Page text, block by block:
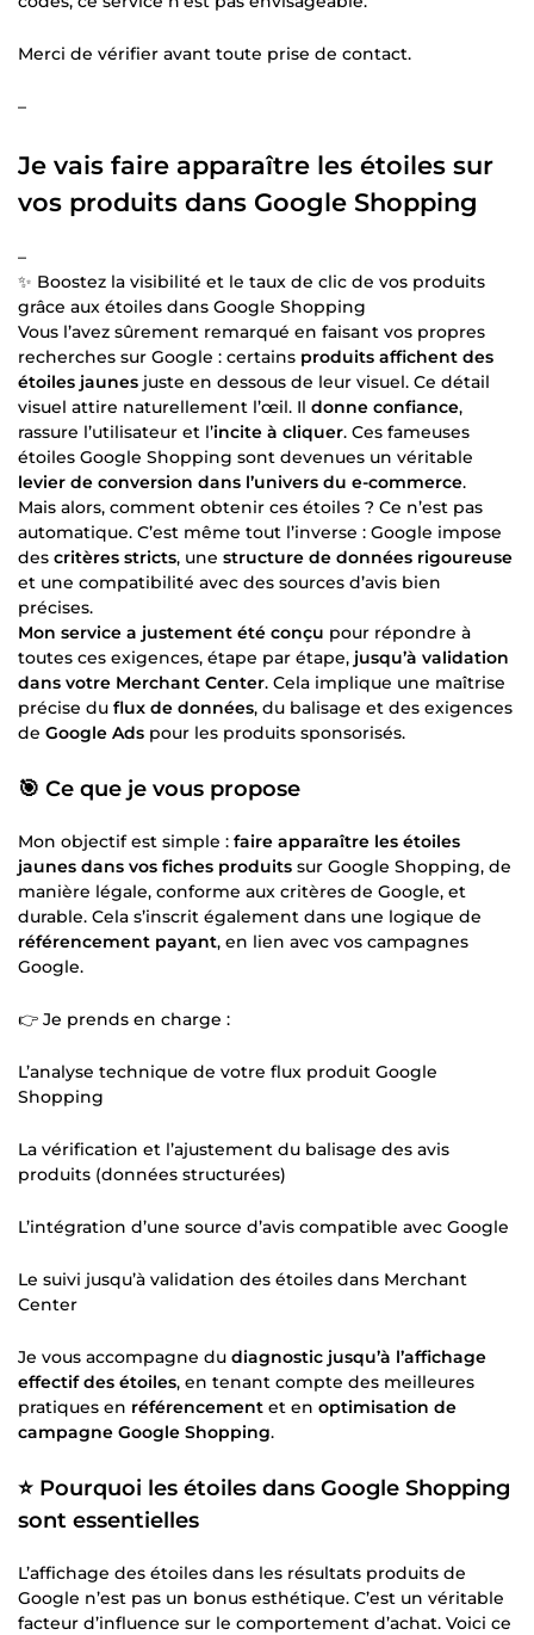
Merci de vérifier avant toute prise de contact.
–
Je vais faire apparaître les étoiles sur
vos produits dans Google Shopping
–
✨ Boostez la visibilité et le taux de clic de vos produits
grâce aux étoiles dans Google Shopping
Vous l’avez sûrement remarqué en faisant vos propres
recherches sur Google : certains produits affichent des
étoiles jaunes juste en dessous de leur visuel. Ce détail
visuel attire naturellement l’œil. Il donne confiance,
rassure l’utilisateur et l’incite à cliquer. Ces fameuses
étoiles Google Shopping sont devenues un véritable
levier de conversion dans l’univers du e-commerce.
Mais alors, comment obtenir ces étoiles ? Ce n’est pas
automatique. C’est même tout l’inverse : Google impose
des critères stricts, une structure de données rigoureuse
et une compatibilité avec des sources d’avis bien
précises.
Mon service a justement été conçu pour répondre à
toutes ces exigences, étape par étape, jusqu’à validation
dans votre Merchant Center. Cela implique une maîtrise
précise du flux de données, du balisage et des exigences
de Google Ads pour les produits sponsorisés.
🎯 Ce que je vous propose
Mon objectif est simple : faire apparaître les étoiles
jaunes dans vos fiches produits sur Google Shopping, de
manière légale, conforme aux critères de Google, et
durable. Cela s’inscrit également dans une logique de
référencement payant, en lien avec vos campagnes
Google.
👉 Je prends en charge :
L’analyse technique de votre flux produit Google
Shopping
La vérification et l’ajustement du balisage des avis
produits (données structurées)
L’intégration d’une source d’avis compatible avec Google
Le suivi jusqu’à validation des étoiles dans Merchant
Center
Je vous accompagne du diagnostic jusqu’à l’affichage
effectif des étoiles, en tenant compte des meilleures
pratiques en référencement et en optimisation de
campagne Google Shopping.
⭐ Pourquoi les étoiles dans Google Shopping
sont essentielles
L’affichage des étoiles dans les résultats produits de
Google n’est pas un bonus esthétique. C’est un véritable
facteur d’influence sur le comportement d’achat. Voici ce